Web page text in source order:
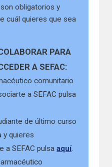
obligatorios y
cuál quieres que sea
PARA
A SEFAC:
comunitario
a SEFAC pulsa
de último curso
y quieres
a SEFAC pulsaaquí.